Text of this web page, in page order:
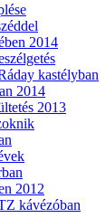
2014
kastélyban
2014
2013
2012
kávézóban